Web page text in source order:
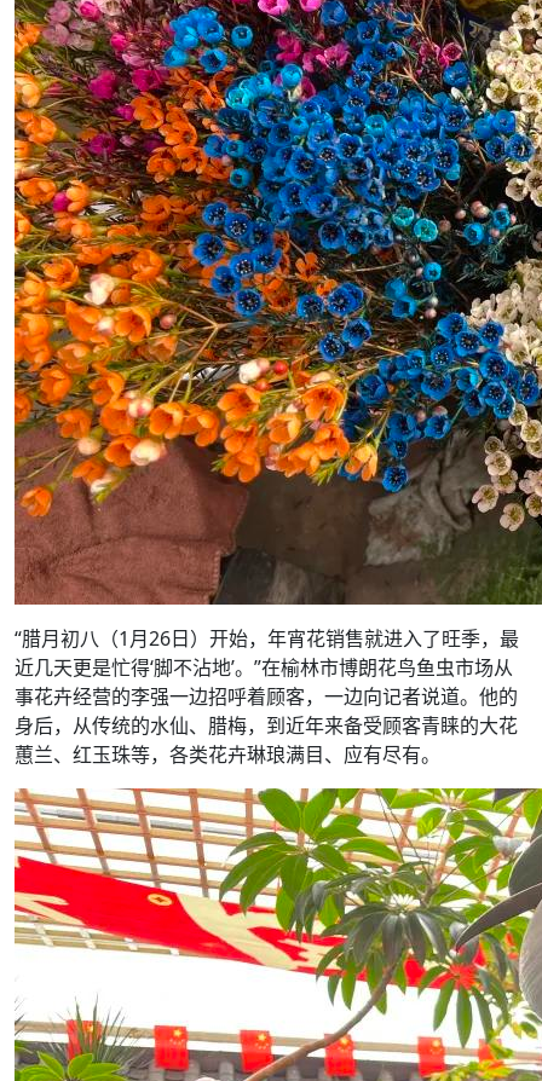
“腊月初八（1月26日）开始，年宵花销售就进入了旺季，最
近几天更是忙得‘脚不沾地’。”在榆林市博朗花鸟鱼虫市场从
事花卉经营的李强一边招呼着顾客，一边向记者说道。他的
身后，从传统的水仙、腊梅，到近年来备受顾客青睐的大花
蕙兰、红玉珠等，各类花卉琳琅满目、应有尽有。